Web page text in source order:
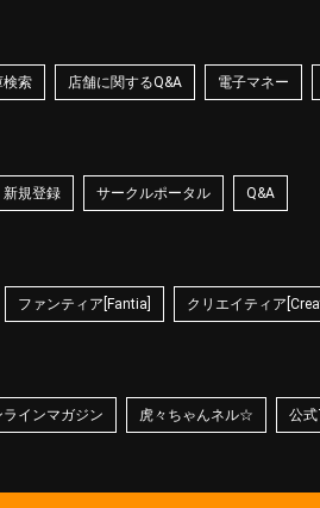
検索 店舗に関するQ&A 電子マネー
新規登録 サークルポータル Q&A
ファンティア[Fantia] クリエイティア
ラインマガジン 虎々ちゃんネル☆ 公